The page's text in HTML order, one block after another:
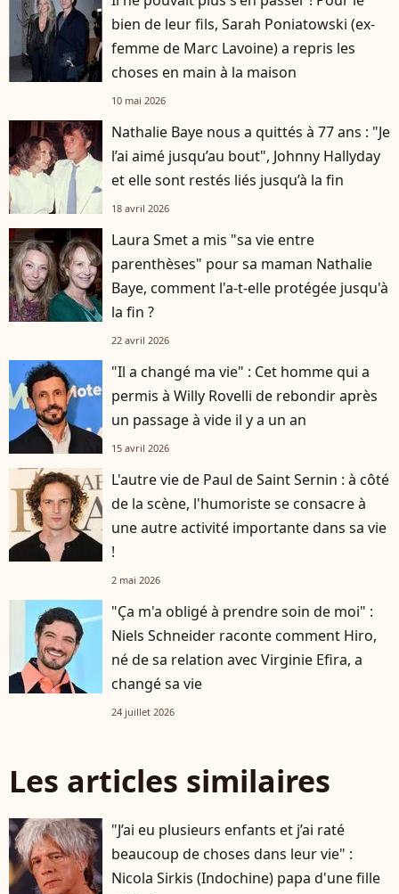
bien de leur fils, Sarah Poniatowski (ex-
femme de Marc Lavoine) a repris les
choses en main à la maison
10 mai 2026
Nathalie Baye nous a quittés à 77 ans : "Je
l’ai aimé jusqu’au bout", Johnny Hallyday
et elle sont restés liés jusqu’à la fin
18 avril 2026
Laura Smet a mis "sa vie entre
parenthèses" pour sa maman Nathalie
Baye, comment l'a-t-elle protégée jusqu'à
la fin ?
22 avril 2026
"Il a changé ma vie" : Cet homme qui a
permis à Willy Rovelli de rebondir après
un passage à vide il y a un an
15 avril 2026
L'autre vie de Paul de Saint Sernin : à côté
de la scène, l'humoriste se consacre à
une autre activité importante dans sa vie
!
2 mai 2026
"Ça m'a obligé à prendre soin de moi" :
Niels Schneider raconte comment Hiro,
né de sa relation avec Virginie Efira, a
changé sa vie
24 juillet 2026
Les articles similaires
"J’ai eu plusieurs enfants et j’ai raté
beaucoup de choses dans leur vie" :
Nicola Sirkis (Indochine) papa d'une fille